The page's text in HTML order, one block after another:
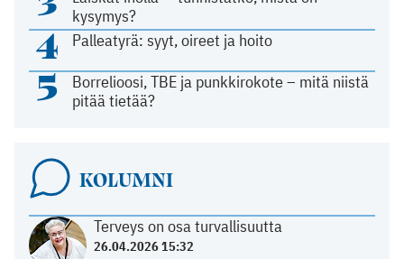
kysymys?
4 Palleatyrä: syyt, oireet ja hoito
5
Borrelioosi, TBE ja punkkirokote – mitä niistä
pitää tietää?
KOLUMNI
Terveys on osa turvallisuutta
26.04.2026 15:32